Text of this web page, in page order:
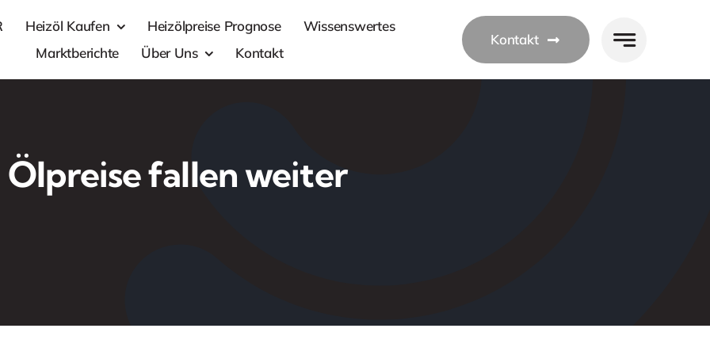
Heizöl Kaufen Heizölpreise Prognose
Wissenswertes
Marktberichte
Über Uns Kontakt
Kontakt
Ölpreise fallen weiter